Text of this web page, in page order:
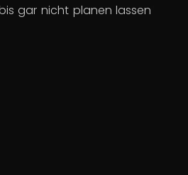
gar nicht planen lassen